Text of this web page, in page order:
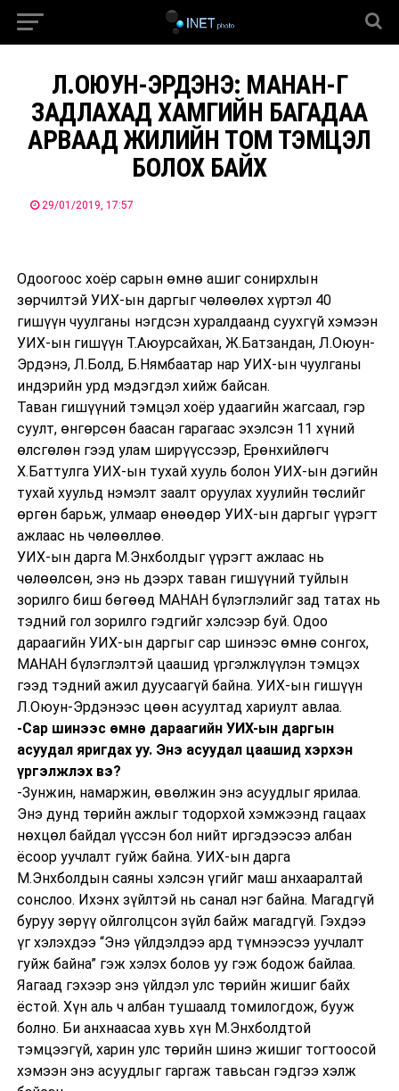
Л.ОЮУН-ЭРДЭНЭ: МАНАН-Г
ЗАДЛАХАД ХАМГИЙН БАГАДАА
АРВААД ЖИЛИЙН ТОМ ТЭМЦЭЛ
БОЛОХ БАЙХ
29/01/2019, 17:57
Одоогоос хоёр сарын өмнө ашиг сонирхлын
зөрчилтэй УИХ-ын даргыг чөлөөлөх хүртэл 40
гишүүн чуулганы нэгдсэн хуралдаанд суухгүй хэмээн
УИХ-ын гишүүн Т.Аюурсайхан, Ж.Батзандан, Л.Оюун-
Эрдэнэ, Л.Болд, Б.Нямбаатар нар УИХ-ын чуулганы
индэрийн урд мэдэгдэл хийж байсан.
Таван гишүүний тэмцэл хоёр удаагийн жагсаал, гэр
суулт, өнгөрсөн баасан гарагаас эхэлсэн 11 хүний
өлсгөлөн гээд улам ширүүссээр, Ерөнхийлөгч
Х.Баттулга УИХ-ын тухай хууль болон УИХ-ын дэгийн
тухай хуульд нэмэлт заалт оруулах хуулийн төслийг
өргөн барьж, улмаар өнөөдөр УИХ-ын даргыг үүрэгт
ажлаас нь чөлөөллөө.
УИХ-ын дарга М.Энхболдыг үүрэгт ажлаас нь
чөлөөлсөн, энэ нь дээрх таван гишүүний туйлын
зорилго биш бөгөөд МАНАН бүлэглэлийг зад татах нь
тэдний гол зорилго гэдгийг хэлсээр буй. Одоо
дараагийн УИХ-ын даргыг сар шинээс өмнө сонгох,
МАНАН бүлэглэлтэй цаашид үргэлжлүүлэн тэмцэх
гээд тэдний ажил дуусаагүй байна. УИХ-ын гишүүн
Л.Оюун-Эрдэнээс цөөн асуултад хариулт авлаа.
-Сар шинээс өмнө дараагийн УИХ-ын даргын
асуудал яригдах уу. Энэ асуудал цаашид хэрхэн
үргэлжлэх вэ?
-Зунжин, намаржин, өвөлжин энэ асуудлыг ярилаа.
Энэ дунд төрийн ажлыг тодорхой хэмжээнд гацаах
нөхцөл байдал үүссэн бол нийт иргэдээсээ албан
ёсоор уучлалт гуйж байна. УИХ-ын дарга
М.Энхболдын саяны хэлсэн үгийг маш анхааралтай
сонслоо. Ихэнх зүйлтэй нь санал нэг байна. Магадгүй
буруу зөрүү ойлголцсон зүйл байж магадгүй. Гэхдээ
үг хэлэхдээ “Энэ үйлдэлдээ ард түмнээсээ уучлалт
гуйж байна” гэж хэлэх болов уу гэж бодож байлаа.
Яагаад гэхээр энэ үйлдэл улс төрийн жишиг байх
ёстой. Хүн аль ч албан тушаалд томилогдож, бууж
болно. Би анхнаасаа хувь хүн М.Энхболдтой
тэмцээгүй, харин улс төрийн шинэ жишиг тогтоосой
хэмээн энэ асуудлыг гаргаж тавьсан гэдгээ хэлж